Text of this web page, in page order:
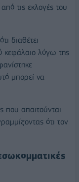
τις εκλογές του
διαθέτει
κεφάλαιο λόγω της
μπορεί να
που απαιτούνται
ότι τον